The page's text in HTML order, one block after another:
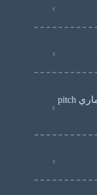
خدمة إعداد العرض (الملف) الاستثماري pitch